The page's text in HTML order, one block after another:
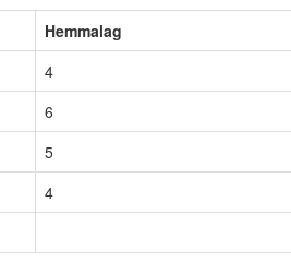
Hemmalag
4
6
5
4